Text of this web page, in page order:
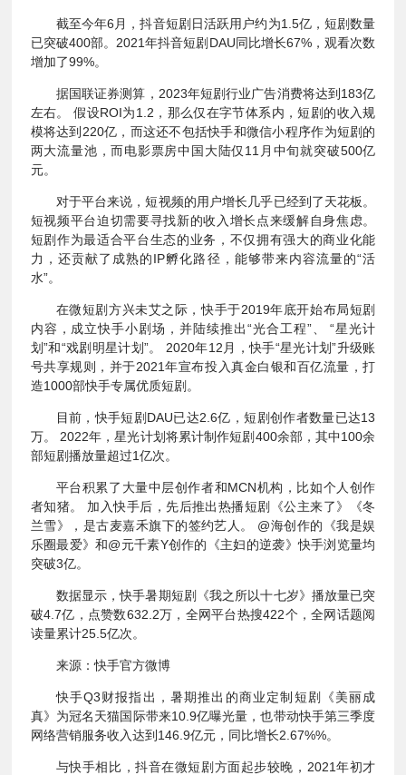
截至今年6月，抖音短剧日活跃用户约为1.5亿，短剧数量
已突破400部。2021年抖音短剧DAU同比增长67%，观看次数
增加了99%。
据国联证券测算，2023年短剧行业广告消费将达到183亿
左右。 假设ROI为1.2，那么仅在字节体系内，短剧的收入规
模将达到220亿，而这还不包括快手和微信小程序作为短剧的
两大流量池，而电影票房中国大陆仅11月中旬就突破500亿
元。
对于平台来说，短视频的用户增长几乎已经到了天花板。
短视频平台迫切需要寻找新的收入增长点来缓解自身焦虑。
短剧作为最适合平台生态的业务，不仅拥有强大的商业化能
力，还贡献了成熟的IP孵化路径，能够带来内容流量的“活
水”。
在微短剧方兴未艾之际，快手于2019年底开始布局短剧
内容，成立快手小剧场，并陆续推出“光合工程”、 “星光计
划”和“戏剧明星计划”。 2020年12月，快手“星光计划”升级账
号共享规则，并于2021年宣布投入真金白银和百亿流量，打
造1000部快手专属优质短剧。
目前，快手短剧DAU已达2.6亿，短剧创作者数量已达13
万。 2022年，星光计划将累计制作短剧400余部，其中100余
部短剧播放量超过1亿次。
平台积累了大量中层创作者和MCN机构，比如个人创作
者知猪。 加入快手后，先后推出热播短剧《公主来了》《冬
兰雪》，是古麦嘉禾旗下的签约艺人。 @海创作的《我是娱
乐圈最爱》和@元千素Y创作的《主妇的逆袭》快手浏览量均
突破3亿。
数据显示，快手暑期短剧《我之所以十七岁》播放量已突
破4.7亿，点赞数632.2万，全网平台热搜422个，全网话题阅
读量累计25.5亿次。
来源：快手官方微博
快手Q3财报指出，暑期推出的商业定制短剧《美丽成
真》为冠名天猫国际带来10.9亿曝光量，也带动快手第三季度
网络营销服务收入达到146.9亿元，同比增长2.67%%。
与快手相比，抖音在微短剧方面起步较晚，2021年初才